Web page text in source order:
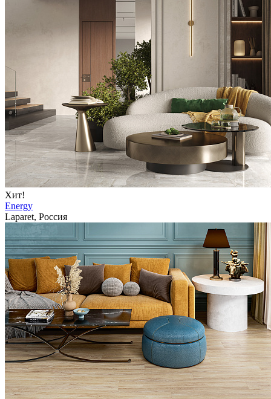
Хит!
Energy
Laparet, Россия